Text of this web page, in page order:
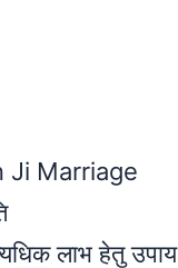
Ji Marriage
लाभ हेतु उपाय